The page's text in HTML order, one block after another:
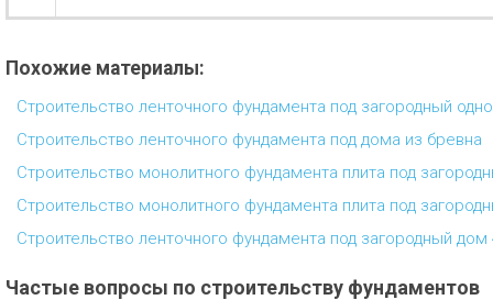
Похожие материалы:
Строительство ленточного фундамента под загородный
Строительство ленточного фундамента под дома из бревна
Строительство монолитного фундамента плита под
Строительство монолитного фундамента плита под
Строительство ленточного фундамента под загородный дом
Частые вопросы по строительству фундаментов